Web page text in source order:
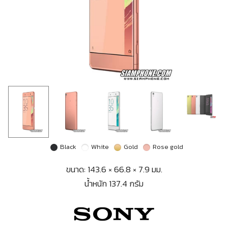
Black White Gold Rose gold
ขนาด: 143.6 × 66.8 × 7.9 มม.
น้ำหนัก 137.4 กรัม